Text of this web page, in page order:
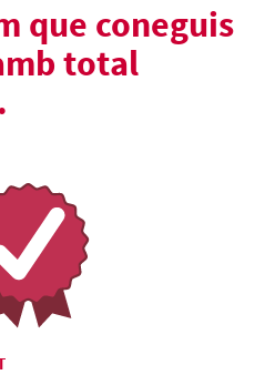
que coneguis
total